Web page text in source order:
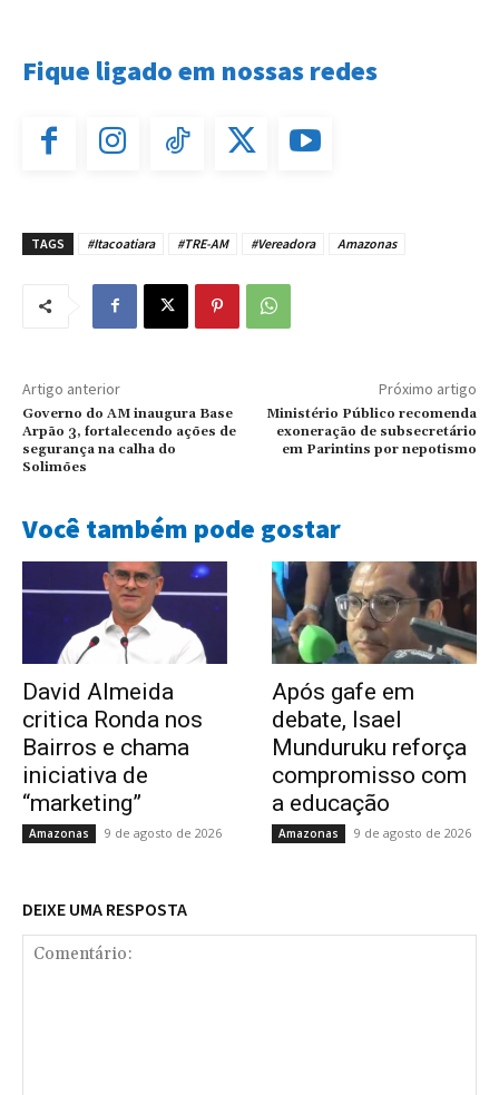
Fique ligado em nossas redes
TAGS #Itacoatiara #TRE-AM #Vereadora Amazonas
Artigo anterior
Governo do AM inaugura Base
Arpão 3, fortalecendo ações de
segurança na calha do
Solimões
Próximo artigo
Ministério Público recomenda
exoneração de subsecretário
em Parintins por nepotismo
Você também pode gostar
David Almeida
critica Ronda nos
Bairros e chama
iniciativa de
“marketing”
Amazonas 9 de agosto de 2026
Após gafe em
debate, Isael
Munduruku reforça
compromisso com
a educação
Amazonas 9 de agosto de 2026
DEIXE UMA RESPOSTA